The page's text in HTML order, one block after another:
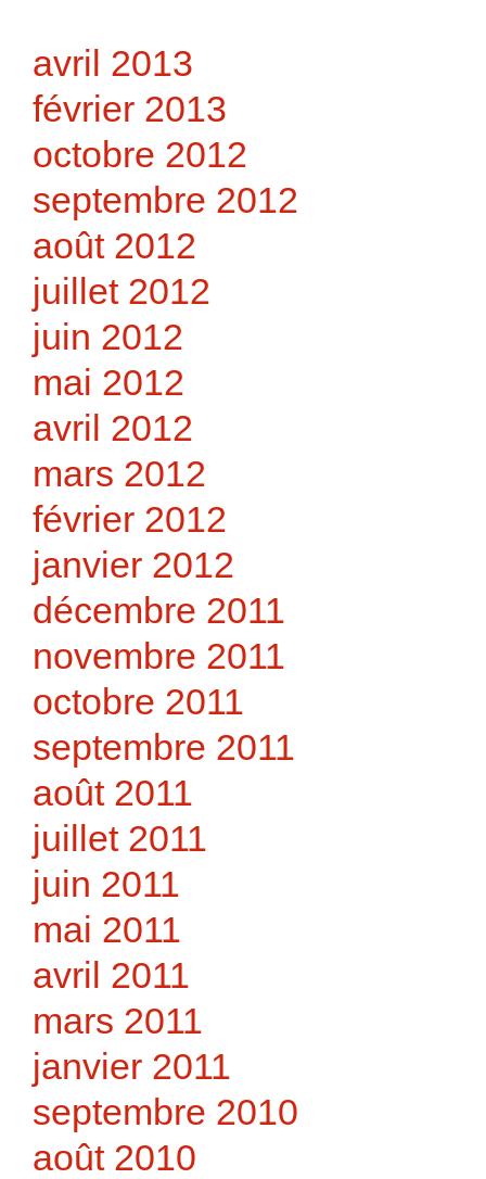
avril 2013
février 2013
octobre 2012
septembre 2012
août 2012
juillet 2012
juin 2012
mai 2012
avril 2012
mars 2012
février 2012
janvier 2012
décembre 2011
novembre 2011
octobre 2011
septembre 2011
août 2011
juillet 2011
juin 2011
mai 2011
avril 2011
mars 2011
janvier 2011
septembre 2010
août 2010